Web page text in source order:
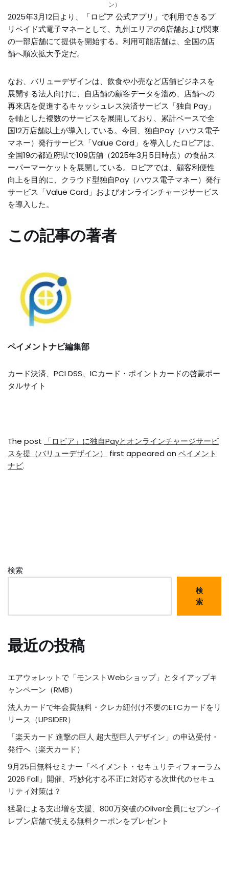
ン）
2025年3月12日より、「ロピア 公式アプリ」で利用できるプ
リペイド式電子マネーとして、九州エリアの6店舗および関東
の一部店舗にて提供を開始する。利用可能店舗は、全国の店
舗へ順次拡大予定だ。
なお、バリューデザインは、飲食や小売など店舗ビジネスを
展開する法人向けに、自店舗の顧客データを溜め、店舗への
再来店を促進するキャッシュレス決済サービス「独自 Pay」
を軸とした複数のサービスを展開しており、累計ベースで全
国12万店舗以上が導入している。今回、独自Pay（ハウス電子
マネー）発行サービス「Value Card」を導入したロピアは、
全国19の都道府県で109店舗（2025年3月5日時点）の食品ス
ーパーマーケットを展開している。ロピアでは、顧客利便性
向上を目的に、クラウド型独自Pay（ハウス電子マネー）発行
サービス「Value Card」およびオンラインチャージサービス
を導入した。
この記事の著者
ペイメントナビ編集部
カード決済、PCI DSS、ICカード・ポイントカードの啓蒙ポー
タルサイト
The post
「ロピア」に独自Payとオンラインチャージサービ
スを提（バリューデザイン）
first appeared on ペイメント
ナビ.
検索
検
索
最近の投稿
エアウォレットで「モンストWebショップ」とタイアップキ
ャンペーン（RMB）
法人カードで年会費無料・クレカ紐付け不要のETCカードをリ
リース（UPSIDER）
「楽天カード 進撃の巨人 超大型巨人デザイン」の申込受付・
発行へ（楽天カード）
9月25日無料セミナー「ペイメント・セキュリティフォーラム
2026 Fall」開催、巧妙化する不正に対応する次世代のセキュ
リティ対策は？
猛暑による支出増を支援、800万突破のOliver全員にセブン‐イ
レブン店舗で使える無料クーポンをプレゼント